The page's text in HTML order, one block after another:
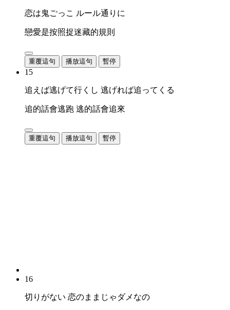
恋は鬼ごっこ ルール通りに
戀愛是按照捉迷藏的規則
重覆這句 播放這句 暫停
15
追えば逃げて行くし 逃げれば追ってくる
追的話會逃跑 逃的話會追來
重覆這句 播放這句 暫停
16
切りがない 恋のままじゃダメなの